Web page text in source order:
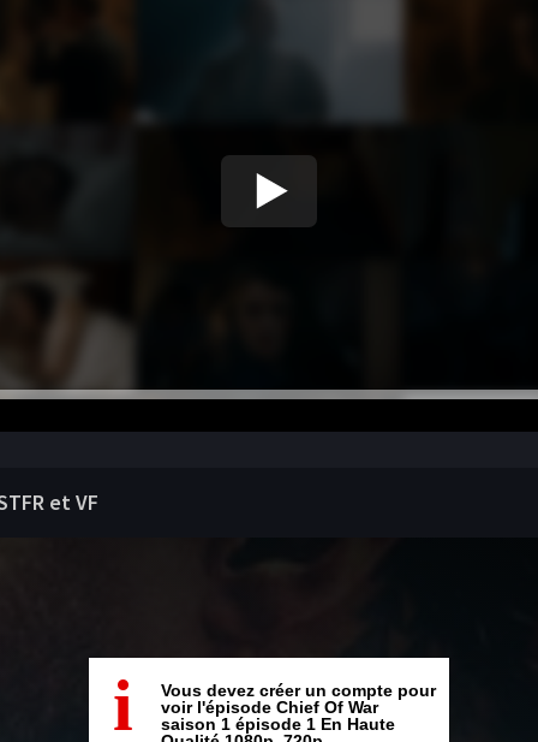
et VF
i
Vous devez créer un compte pour
voir l'épisode Chief Of War
saison 1 épisode 1 En Haute